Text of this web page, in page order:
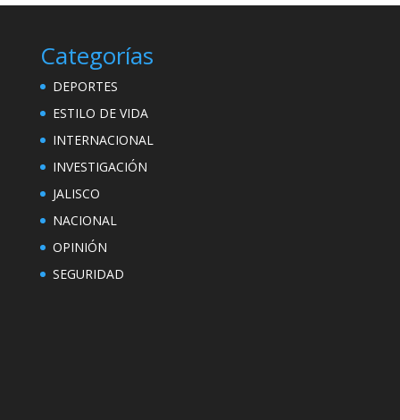
Categorías
DEPORTES
ESTILO DE VIDA
INTERNACIONAL
INVESTIGACIÓN
JALISCO
NACIONAL
OPINIÓN
SEGURIDAD